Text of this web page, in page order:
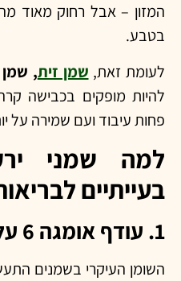
המזון – אבל רחוק מאוד
בטבע.
לעומת זאת, שמן זית, שמן
להיות מופקים בכבישה
פחות עיבוד ועם שמירה על
למה שמני
בעייתיים
1. עודף אומגה 6 על חשבון אומגה 3